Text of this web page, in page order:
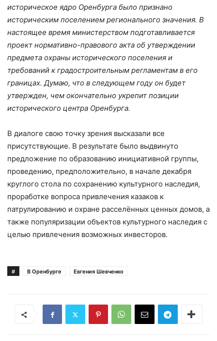
историческое ядро Оренбурга было признано
историческим поселением регионального значения. В
настоящее время министерством подготавливается
проект нормативно-правового акта об утверждении
предмета охраны исторического поселения и
требований к градостроительным регламентам в его
границах. Думаю, что в следующем году он будет
утвержден, чем окончательно укрепит позиции
исторического центра Оренбурга.
В диалоге свою точку зрения высказали все
присутствующие. В результате было выдвинуто
предложение по образованию инициативной группы,
проведению, предположительно, в начале декабря
круглого стола по сохранению культурного наследия,
проработке вопроса привлечения казаков к
патрулированию и охране расселённых ценных домов, а
также популяризации объектов культурного наследия с
целью привлечения возможных инвесторов.
# В Оренбурге Евгения Шевченко